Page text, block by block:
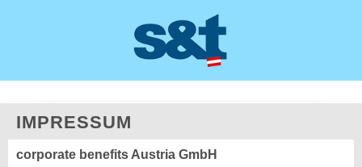
IMPRESSUM
corporate benefits Austria GmbH